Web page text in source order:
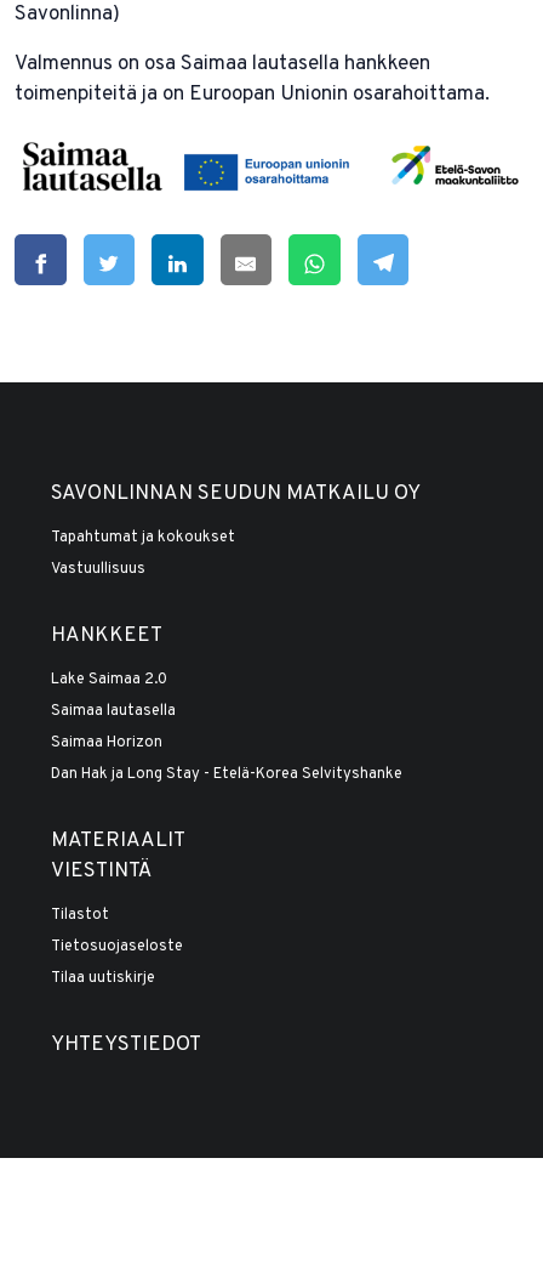
Savonlinna)
Valmennus on osa Saimaa lautasella hankkeen
toimenpiteitä ja on Euroopan Unionin osarahoittama.
SAVONLINNAN SEUDUN MATKAILU OY
Tapahtumat ja kokoukset
Vastuullisuus
HANKKEET
Lake Saimaa 2.0
Saimaa lautasella
Saimaa Horizon
Dan Hak ja Long Stay - Etelä-Korea Selvityshanke
MATERIAALIT
VIESTINTÄ
Tilastot
Tietosuojaseloste
Tilaa uutiskirje
YHTEYSTIEDOT